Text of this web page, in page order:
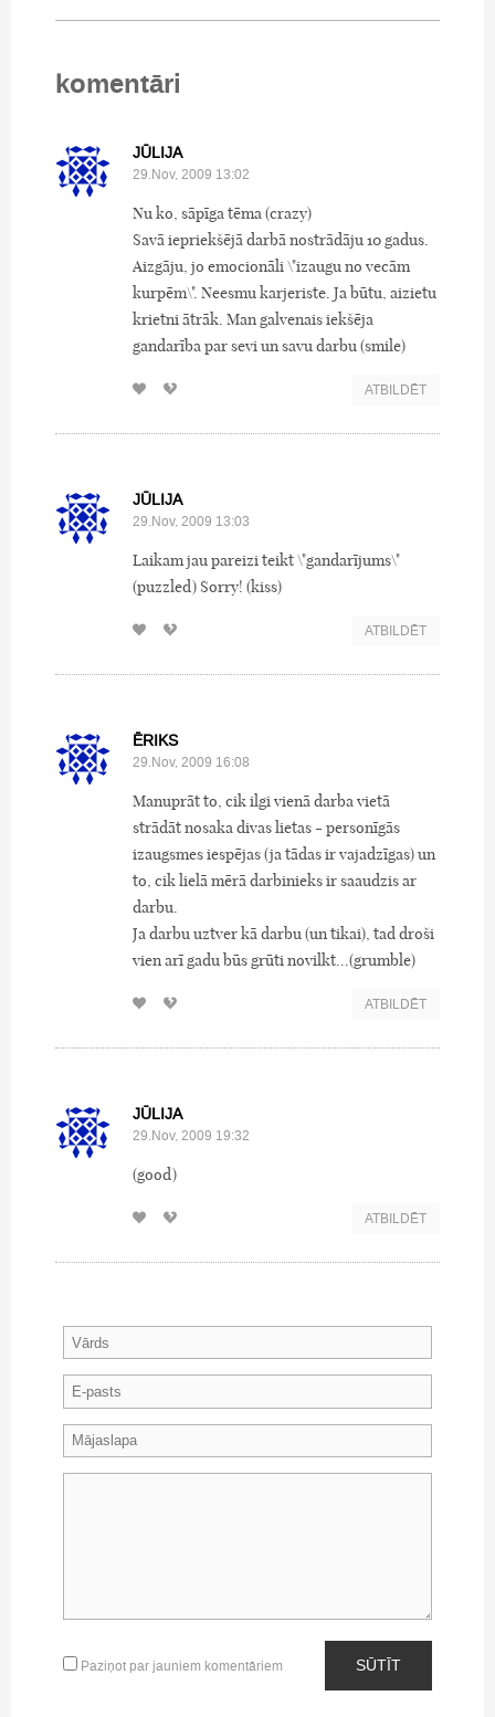
komentāri
JŪLIJA
29.Nov, 2009 13:02
Nu ko, sāpīga tēma (crazy)
Savā iepriekšējā darbā nostrādāju 10 gadus.
Aizgāju, jo emocionāli \"izaugu no vecām
kurpēm\". Neesmu karjeriste. Ja būtu, aizietu
krietni ātrāk. Man galvenais iekšēja
gandarība par sevi un savu darbu (smile)
ATBILDĒT
JŪLIJA
29.Nov, 2009 13:03
Laikam jau pareizi teikt \"gandarījums\"
(puzzled) Sorry! (kiss)
ATBILDĒT
ĒRIKS
29.Nov, 2009 16:08
Manuprāt to, cik ilgi vienā darba vietā
strādāt nosaka divas lietas - personīgās
izaugsmes iespējas (ja tādas ir vajadzīgas) un
to, cik lielā mērā darbinieks ir saaudzis ar
darbu.
Ja darbu uztver kā darbu (un tikai), tad droši
vien arī gadu būs grūti novilkt...(grumble)
ATBILDĒT
JŪLIJA
29.Nov, 2009 19:32
(good)
ATBILDĒT
Paziņot par jauniem komentāriem SŪTĪT